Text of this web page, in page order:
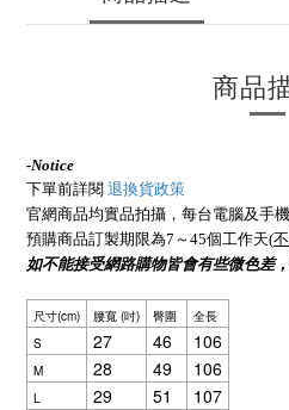
商品
-Notice
下單前詳閱 退換貨政策
官網商品均實品拍攝，每台電腦及手
預購商品訂製期限為7～45個工作天(
如不能接受網路購物皆會有些微色差
尺寸(cm) 腰寬 (吋) 臀圍
全長
S
27 46 106
M 28 49 106
L 29 51 107